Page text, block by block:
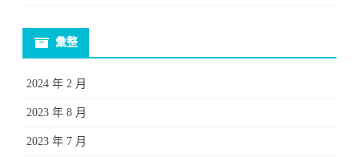
彙整
2024 年 2 月
2023 年 8 月
2023 年 7 月